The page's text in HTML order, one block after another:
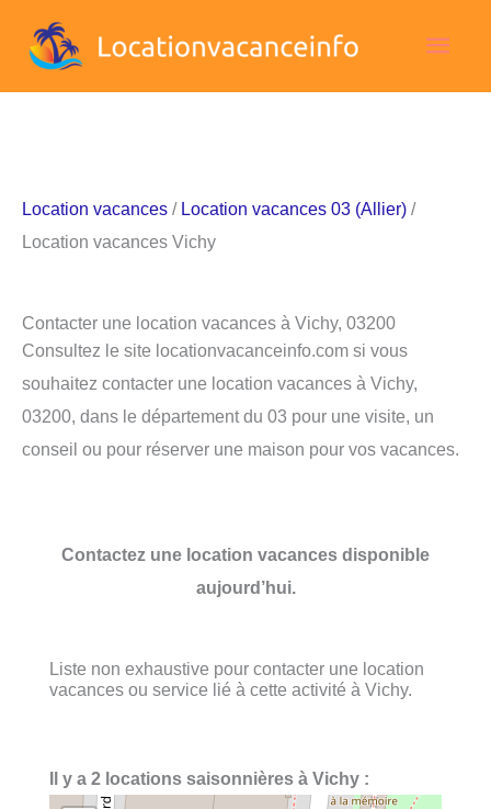
Location vacances / Location vacances 03 (Allier) /
Location vacances Vichy
Contacter une location vacances à Vichy, 03200
Consultez le site locationvacanceinfo.com si vous
souhaitez contacter une location vacances à Vichy,
03200, dans le département du 03 pour une visite, un
conseil ou pour réserver une maison pour vos vacances.
Contactez une location vacances disponible
aujourd’hui.
Liste non exhaustive pour contacter une location
vacances ou service lié à cette activité à Vichy.
Il y a 2 locations saisonnières à Vichy :